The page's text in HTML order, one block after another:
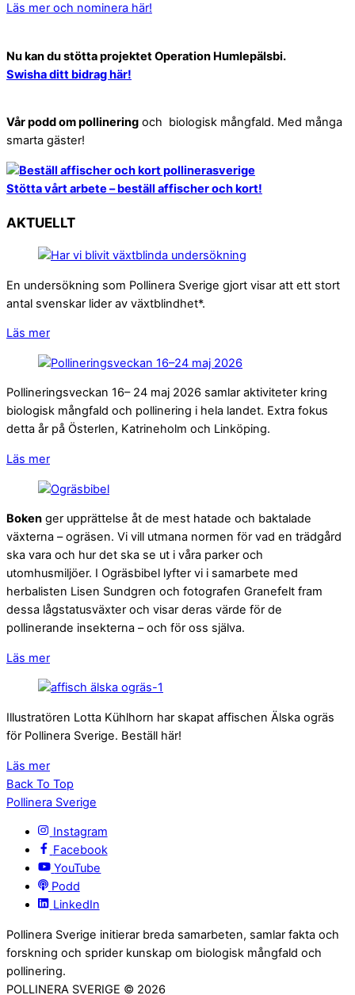
Läs mer och nominera här!
Nu kan du stötta projektet Operation Humlepälsbi.
Swisha ditt bidrag här!
Vår podd om pollinering och biologisk mångfald. Med många
smarta gäster!
Stötta vårt arbete – beställ affischer och kort!
AKTUELLT
En undersökning som Pollinera Sverige gjort visar att ett stort
antal svenskar lider av växtblindhet*.
Läs mer
Pollineringsveckan 16– 24 maj 2026 samlar aktiviteter kring
biologisk mångfald och pollinering i hela landet. Extra fokus
detta år på Österlen, Katrineholm och Linköping.
Läs mer
Boken ger upprättelse åt de mest hatade och baktalade
växterna – ogräsen. Vi vill utmana normen för vad en trädgård
ska vara och hur det ska se ut i våra parker och
utomhusmiljöer. I Ogräsbibel lyfter vi i samarbete med
herbalisten Lisen Sundgren och fotografen Granefelt fram
dessa lågstatusväxter och visar deras värde för de
pollinerande insekterna – och för oss själva.
Läs mer
Illustratören Lotta Kühlhorn har skapat affischen Älska ogräs
för Pollinera Sverige. Beställ här!
Läs mer
Back To Top
Pollinera Sverige
Instagram
Facebook
YouTube
Podd
LinkedIn
Pollinera Sverige initierar breda samarbeten, samlar fakta och
forskning och sprider kunskap om biologisk mångfald och
pollinering.
POLLINERA SVERIGE © 2026